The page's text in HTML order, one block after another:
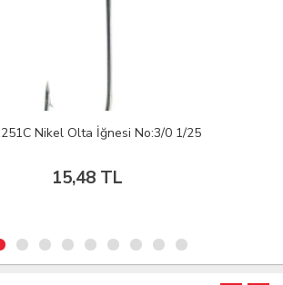
Nikel Olta İğnesi No:3/0 1/25
15,48 TL